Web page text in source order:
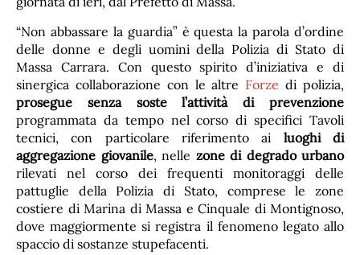
“Non abbassare la guardia” è questa la parola d’ordine
delle donne e degli uomini della Polizia di Stato di
Massa Carrara. Con questo spirito d’iniziativa e di
sinergica collaborazione con le altre Forze di polizia,
prosegue senza soste l’attività di prevenzione
programmata da tempo nel corso di specifici Tavoli
tecnici, con particolare riferimento ai luoghi di
aggregazione giovanile, nelle zone di degrado urbano
rilevati nel corso dei frequenti monitoraggi delle
pattuglie della Polizia di Stato, comprese le zone
costiere di Marina di Massa e Cinquale di Montignoso,
dove maggiormente si registra il fenomeno legato allo
spaccio di sostanze stupefacenti.